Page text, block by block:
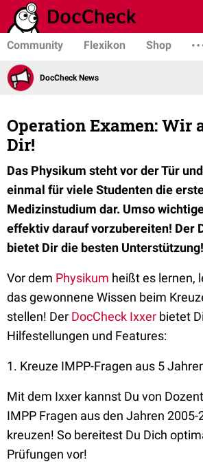
Community Flexikon Shop
DocCheck News
Operation Examen: Wir
Dir!
Das Physikum steht vor der Tür
einmal für viele Studenten die
Medizinstudium dar. Umso
effektiv darauf vorzubereiten! Der
bietet Dir die besten Unterstützung!
Vor dem Physikum heißt es lernen,
das gewonnene Wissen beim
stellen! Der DocCheck Ixxer bietet
Hilfestellungen und Features:
1. Kreuze IMPP-Fragen aus 5
Mit dem Ixxer kannst Du von
IMPP Fragen aus den Jahren
kreuzen! So bereitest Du Dich
Prüfungen vor!